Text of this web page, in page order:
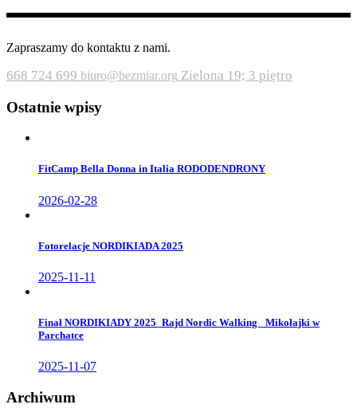
Zapraszamy do kontaktu z nami.
668 724 699 biuro@bezmiar.org Zielona 19; 3 piętro
Ostatnie wpisy
FitCamp Bella Donna in Italia RODODENDRONY
2026-02-28
Fotorelacje NORDIKIADA 2025
2025-11-11
Finał NORDIKIADY 2025_Rajd Nordic Walking _Mikołajki w
Parchatce
2025-11-07
Archiwum